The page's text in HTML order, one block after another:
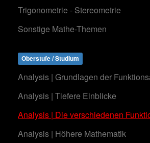
Trigonometrie - Stereometrie
Sonstige Mathe-Themen
Oberstufe / Studium
Analysis | Grundlagen der
Analysis | Tiefere Einblicke
Analysis | Die verschiedenen
Analysis | Höhere Mathematik